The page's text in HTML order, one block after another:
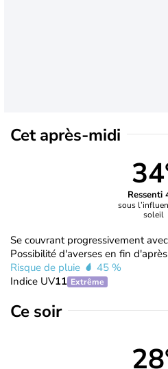
Cet après-midi
Ressenti
sous
soleil
Se couvrant progressivement
Possibilité d'averses en fin
Risque de pluie
45 %
Indice UV11 Extrême
Ce soir